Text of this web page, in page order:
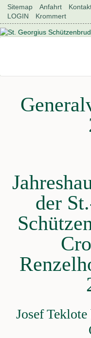
Navigation
überspringen
Sitemap Anfahrt
LOGIN
Krommert
der
Josef